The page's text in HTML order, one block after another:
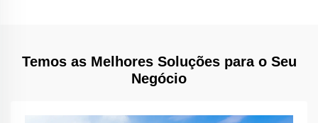
Temos as Melhores Soluções para o Seu
Negócio